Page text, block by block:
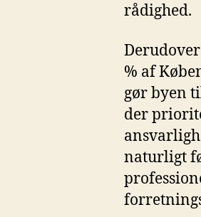
rådighed.
% af
gør byen
der
naturligt